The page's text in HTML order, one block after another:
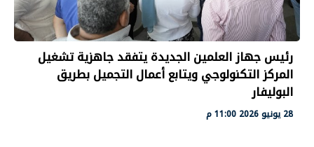
رئيس جهاز العلمين الجديدة يتفقد جاهزية تشغيل
المركز التكنولوجي ويتابع أعمال التجميل بطريق
البوليفار
28 يونيو 2026 11:00 م